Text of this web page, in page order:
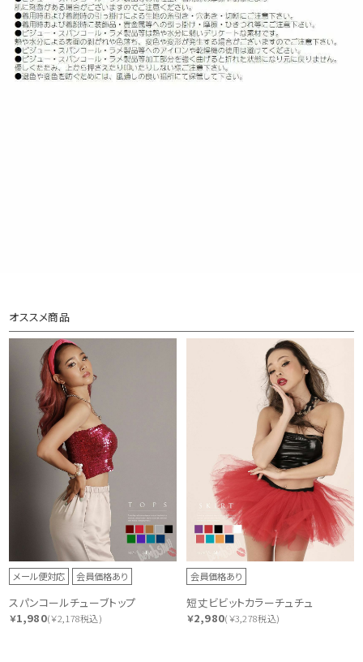
オススメ商品
メール便対応 会員価格あり
スパンコールチューブトップ
￥1,980(￥2,178税込)
会員価格あり
短丈ビビットカラーチュチュ
￥2,980(￥3,278税込)